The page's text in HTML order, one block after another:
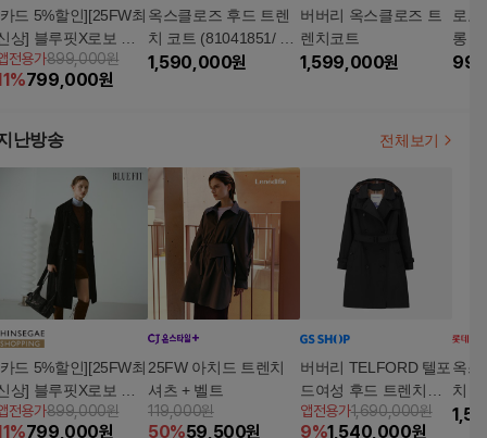
드 5%할인][25FW최
상] 블루핏X로보 이
리 스웨이드 트렌치
트
전용가899,000원
%799,000원
옥스클로즈 후드 트렌
치 코트 (81041851/ 81
041861)
1,590,000원
버버리 옥스클로즈 트
렌치코트
1,599,000원
로보
롱
난방송 전체보기
드 5%할인][25FW최
상] 블루핏X로보 이
리 스웨이드 트렌치
전용가899,000원
%799,000원
25FW 아치드 트렌치
셔츠 + 벨트
119,000원
50%59,500원
버버리 TELFORD 텔포
드여성 후드 트렌치코
트
앱전용가1,690,000원
9%1,540,000원
옥스
치